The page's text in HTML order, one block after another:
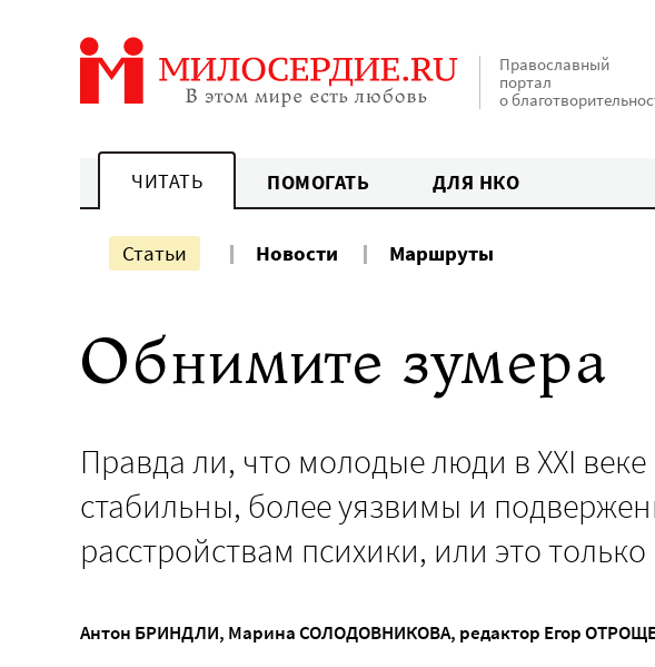
Православный
портал
о
ЧИТАТЬ ПОМОГАТЬ ДЛЯ НКО
Статьи Новости Маршруты
Обнимите зумера
Правда ли, что молодые люди в XXI
стабильны, более уязвимы и
расстройствам психики, или это
Антон БРИНДЛИ, Марина СОЛОДОВНИКОВА, редактор Егор